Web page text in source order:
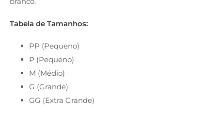
Tabela de Tamanhos:
PP (Pequeno)
P (Pequeno)
M (Médio)
G (Grande)
GG (Extra Grande)